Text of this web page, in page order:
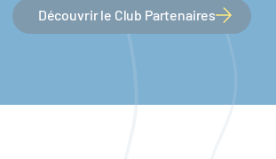
Découvrir le Club Partenaires